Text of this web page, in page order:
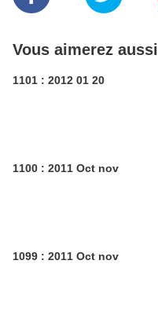
Vous aimerez aussi
1101 : 2012 01 20
1100 : 2011 Oct nov
1099 : 2011 Oct nov